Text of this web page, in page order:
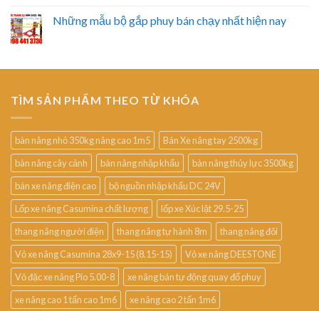
Những mẫu bộ gắp phuy bán chạy nhất hiện nay
TÌM SẢN PHẨM THEO TỪ KHÓA
bàn nâng nhỏ 350kg nâng cao 1m5
Bán Xe nâng tay 2500kg
bàn nâng cây cảnh
bàn nâng nhập khẩu
bàn nâng thủy lực 3500kg
bán xe nâng điện cao
bộ nguồn nhập khẩu DC 24V
Lốp xe nâng Casumina chất lượng
lốp xe Xúc lật 29.5-25
thang nâng người điện
thang nâng tự hành 8m
thang nâng đôi
Vỏ xe nâng Casumina 28x9-15 (8.15-15)
Vỏ xe nâng DEESTONE
Vỏ đặc xe nâng Pio 5.00-8
xe nâng bán tự động quay đổ phuy
xe nâng cao 1 tấn cao 1m6
xe nâng cao 2 tấn 1m6